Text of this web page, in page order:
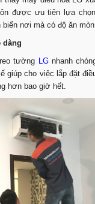
được ưu tiên lựa
nơi mà có độ ăn mòn
dàng
tường LGnhanh
giúp cho việc lắp đặt
hơn bao giờ hết.